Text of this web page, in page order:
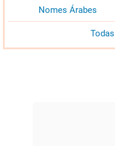
Nomes Árabes